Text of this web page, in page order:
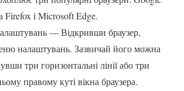
Firefox і Microsoft Edge.
— Відкривши браузер,
налаштувань. Зазвичай його можна
три горизонтальні лінії або три
правому куті вікна браузера.